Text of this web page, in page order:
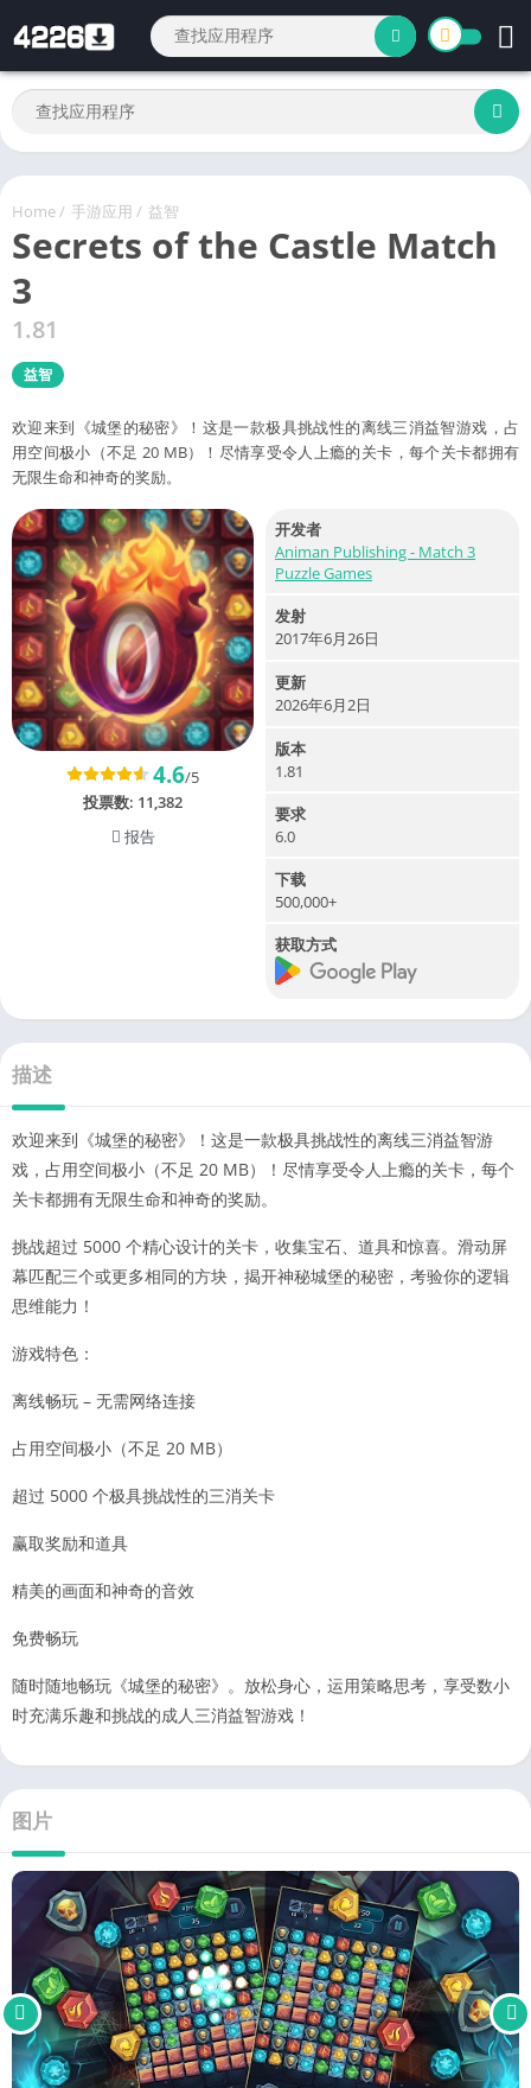
Home/ 手游应用 / 益智
Secrets of the Castle Match
3
1.81
益智
欢迎来到《城堡的秘密》！这是一款极具挑战性的离线三消益智游戏，占
用空间极小（不足 20 MB）！尽情享受令人上瘾的关卡，每个关卡都拥有
无限生命和神奇的奖励。
4.6/5
投票数: 11,382
报告
开发者
Animan Publishing - Match 3
Puzzle Games
发射
2017年6月26日
更新
2026年6月2日
版本
1.81
要求
6.0
下载
500,000+
获取方式
描述
欢迎来到《城堡的秘密》！这是一款极具挑战性的离线三消益智游
戏，占用空间极小（不足 20 MB）！尽情享受令人上瘾的关卡，每个
关卡都拥有无限生命和神奇的奖励。
挑战超过 5000 个精心设计的关卡，收集宝石、道具和惊喜。滑动屏
幕匹配三个或更多相同的方块，揭开神秘城堡的秘密，考验你的逻辑
思维能力！
游戏特色：
离线畅玩 – 无需网络连接
占用空间极小（不足 20 MB）
超过 5000 个极具挑战性的三消关卡
赢取奖励和道具
精美的画面和神奇的音效
免费畅玩
随时随地畅玩《城堡的秘密》。放松身心，运用策略思考，享受数小
时充满乐趣和挑战的成人三消益智游戏！
图片